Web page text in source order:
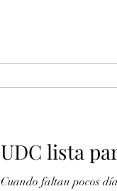
UDC lista
Cuando faltan pocos